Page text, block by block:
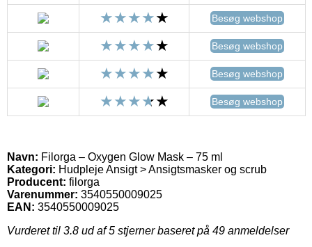
Besøg webshop
Besøg webshop
Besøg webshop
Besøg webshop
Navn: Filorga – Oxygen Glow Mask – 75 ml
Kategori: Hudpleje Ansigt > Ansigtsmasker og scrub
Producent: filorga
Varenummer: 3540550009025
EAN: 3540550009025
Vurderet til 3.8 ud af 5 stjerner baseret på 49 anmeldelser